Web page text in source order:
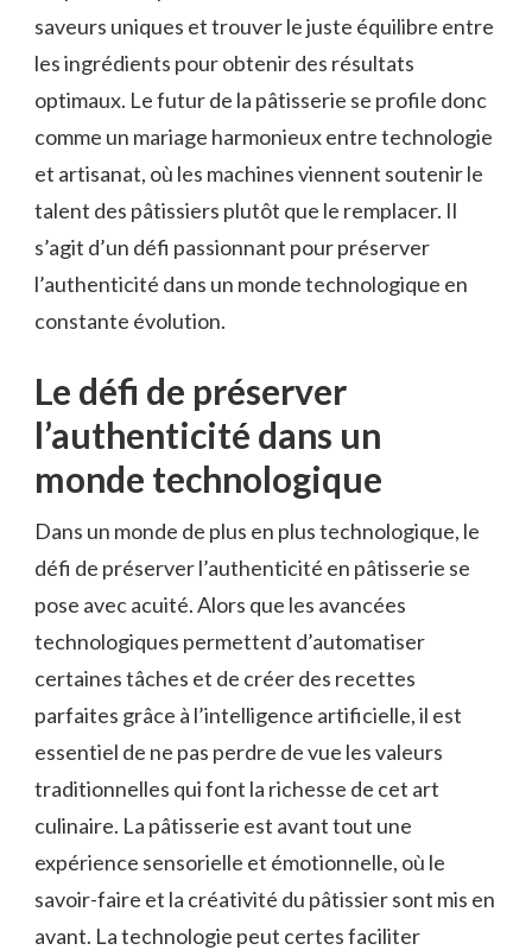
saveurs uniques et trouver le juste équilibre entre
les ingrédients pour obtenir des résultats
optimaux. Le futur de la pâtisserie se profile donc
comme un mariage harmonieux entre technologie
et artisanat, où les machines viennent soutenir le
talent des pâtissiers plutôt que le remplacer. Il
s’agit d’un défi passionnant pour préserver
l’authenticité dans un monde technologique en
constante évolution.
Le défi de préserver
l’authenticité dans un
monde technologique
Dans un monde de plus en plus technologique, le
défi de préserver l’authenticité en pâtisserie se
pose avec acuité. Alors que les avancées
technologiques permettent d’automatiser
certaines tâches et de créer des recettes
parfaites grâce à l’intelligence artificielle, il est
essentiel de ne pas perdre de vue les valeurs
traditionnelles qui font la richesse de cet art
culinaire. La pâtisserie est avant tout une
expérience sensorielle et émotionnelle, où le
savoir-faire et la créativité du pâtissier sont mis en
avant. La technologie peut certes faciliter